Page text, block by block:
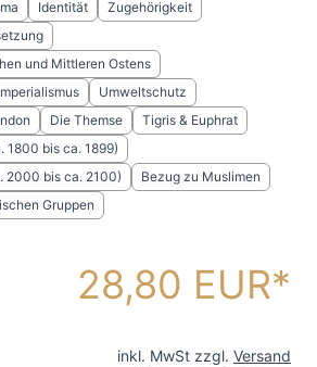
Identität
Zugehörigkeit
und Mittleren Ostens
Umweltschutz
Die Themse
Tigris & Euphrat
1800 bis ca. 1899)
2000 bis ca. 2100)
Bezug zu Muslimen
Gruppen
28,80 EUR
inkl. MwSt zzgl. Versand